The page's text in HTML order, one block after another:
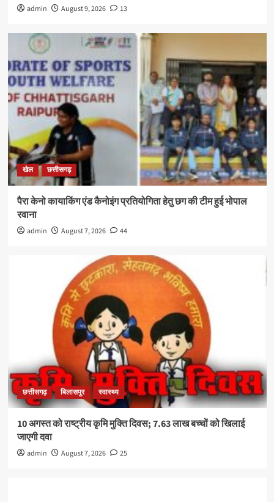
admin August 9, 2026 13
खेल छत्तीसगढ़
पैरा केनो कायाकिंग एंड कैनोइंग प्रतियोगिता हेतु छग की टीम हुई भोपाल
रवाना
admin August 7, 2026 44
छत्तीसगढ़ बिलासपुर स्वास्थ्य
10 अगस्त को राष्ट्रीय कृमि मुक्ति दिवस; 7.63 लाख बच्चों को खिलाई
जाएगी दवा
admin August 7, 2026 25